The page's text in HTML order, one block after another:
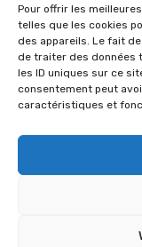
Pour offrir les
telles que les cookies
des appareils. Le fait
de traiter des données
les ID uniques sur ce
consentement peut
caractéristiques et
Du lundi au vendredi
08h30 - 12h00
14h00 - 17h00
Liens
Mentions légales
Contrat